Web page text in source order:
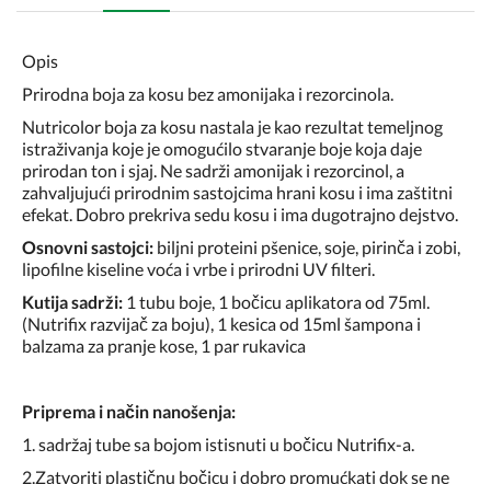
Opis
Prirodna boja za kosu bez amonijaka i rezorcinola.
Nutricolor boja za kosu nastala je kao rezultat temeljnog
istraživanja koje je omogućilo stvaranje boje koja daje
prirodan ton i sjaj. Ne sadrži amonijak i rezorcinol, a
zahvaljujući prirodnim sastojcima hrani kosu i ima zaštitni
efekat. Dobro prekriva sedu kosu i ima dugotrajno dejstvo.
Osnovni sastojci: biljni proteini pšenice, soje, pirinča i zobi,
lipofilne kiseline voća i vrbe i prirodni UV filteri.
Kutija sadrži: 1 tubu boje, 1 bočicu aplikatora od 75ml.
(Nutrifix razvijač za boju), 1 kesica od 15ml šampona i
balzama za pranje kose, 1 par rukavica
Priprema i način nanošenja:
1. sadržaj tube sa bojom istisnuti u bočicu Nutrifix-a.
2.Zatvoriti plastičnu bočicu i dobro promućkati dok se ne